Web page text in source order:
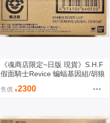
《魂商店限定~日版 現貨》S.H.F
假面騎士Revice 蝙蝠基因組/胡狼
售價 2300